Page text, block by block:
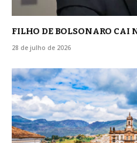
FILHO DE BOLSONARO CAI
28 de julho de 2026